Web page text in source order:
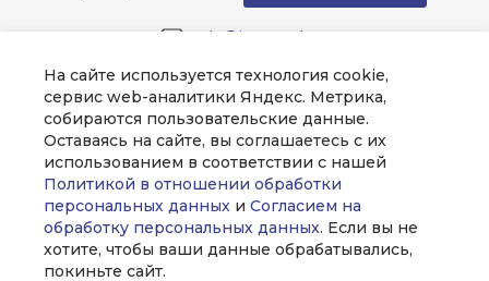
На сайте используется технология cookie,
сервис web-аналитики Яндекс. Метрика,
собираются пользовательские данные.
Оставаясь на сайте, вы соглашаетесь с их
использованием в соответствии с нашей
Политикой в отношении обработки
персональных данных и Согласием на
обработку персональных данных. Если вы не
хотите, чтобы ваши данные обрабатывались,
покиньте сайт.
sale@intecweb.ru
г. Москва, ул. Люсиновская, д. 39